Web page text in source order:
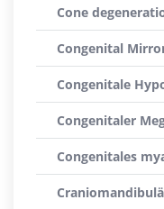
Cone
Congenital
Congenitale
Congenitaler
Congenitales